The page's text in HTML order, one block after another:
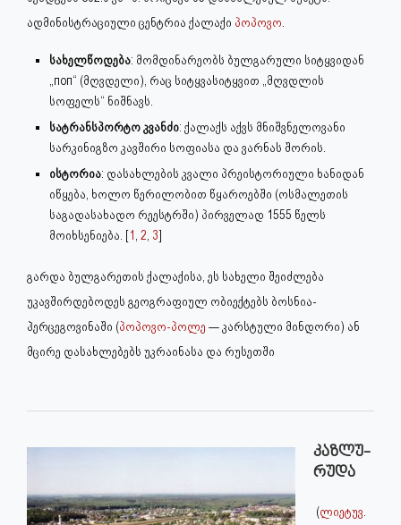
ადმინისტრაციული ცენტრია ქალაქი პოპოვო
სახელწოდება: მომდინარეობს ბულგარული სიტყვიდან
„поп“ (მღვდელი), რაც სიტყვასიტყვით „მღვდლის
სოფელს“ ნიშნავს.
სატრანსპორტოკვანძი: ქალაქს აქვს მნიშვნელოვანი
სარკინიგზო კავშირი სოფიასა და ვარნას შორის.
ისტორია: დასახლების კვალი პრეისტორიული ხანიდან
იწყება, ხოლო წერილობით წყაროებში (ოსმალეთის
საგადასახადო რეესტრში) პირველად 1555 წელს
მოიხსენიება. [1 2 3]
გარდა ბულგარეთის ქალაქისა, ეს სახელი შეიძლება
უკავშირდებოდეს გეოგრაფიულ ობიექტებს ბოსნია-
ჰერცეგოვინაში (პოპოვო-პოლე — კარსტული მინდორი) ან
მცირე დასახლებებს უკრაინასა და რუსეთში
კაზლუ-
რუდა
(ლიეტუვ